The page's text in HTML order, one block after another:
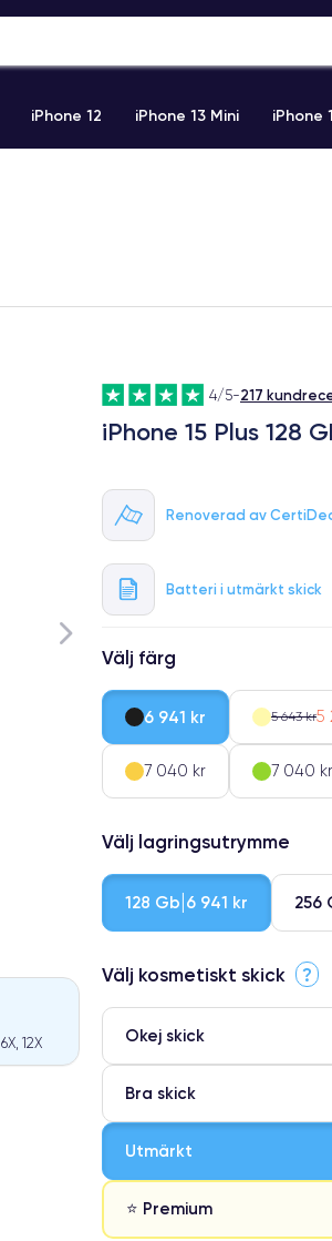
iPhone 12 iPhone 13 Mini iPhone
12X
4/5-217
iPhone 15 Plus 128
Renoverad av
Batteri i utmärkt skick
Välj färg
6 941 kr 5 643 kr5
7 040 kr 7 040 kr
Välj lagringsutrymme
128 Gb 6 941 kr 256
Välj kosmetiskt skick ?
Okej skick
Bra skick
Utmärkt
⭐ Premium